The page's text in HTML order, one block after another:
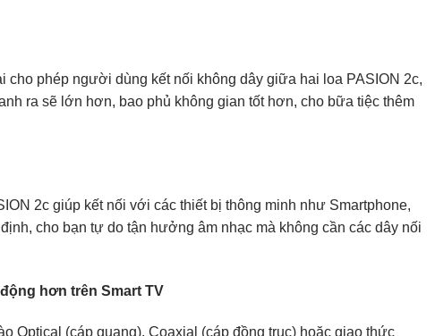
cho phép người dùng kết nối không dây giữa hai loa PASION 2c,
ra sẽ lớn hơn, bao phủ không gian tốt hơn, cho bữa tiệc thêm
2c giúp kết nối với các thiết bị thông minh như Smartphone,
cho bạn tự do tận hưởng âm nhạc mà không cần các dây nối
hơn trên Smart TV
Optical (cáp quang), Coaxial (cáp đồng trục) hoặc giao thức